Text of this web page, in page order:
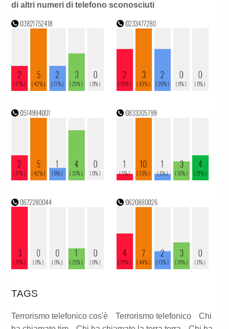
di altri numeri di telefono sconosciuti
TAGS
Terrorismo telefonico cos'è Terrorismo telefonico
Chi